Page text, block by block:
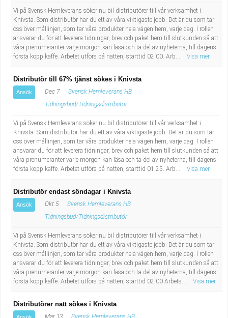
Säkerhetsarbete
Tekniskt arbete
Transport
Informatör/Kommunikatör
Brevbärare
Sjuksköterska, grundutbildad
Kock, storhushåll
Undersköterska, vård- o specialavd. o mottagning
Bibliotekarie
Lärare i gymnasiet
Vi på Svensk Hemleverans söker nu bil distributörer till vår verksamhet i
Knivsta. Som distributör har du ett av våra viktigaste jobb. Det är du som tar
oss över mållinjen, som tar våra produkter hela vägen hem, varje dag. I rollen
ansvarar du för att leverera tidningar, brev och paket hem till slutkunden så att
våra prenumeranter varje morgon kan läsa och ta del av nyheterna, till dagens
första kopp kaffe. Arbetet utförs på natten, starttid 02:00. Arb...
Visa mer
Distributör till 67% tjänst sökes i Knivsta
Ansök Dec 7
Svensk Hemleverans HB
Tidningsbud/Tidningsdistributör
Vi på Svensk Hemleverans söker nu bil distributörer till vår verksamhet i
Knivsta. Som distributör har du ett av våra viktigaste jobb. Det är du som tar
oss över mållinjen, som tar våra produkter hela vägen hem, varje dag. I rollen
ansvarar du för att leverera tidningar, brev och paket hem till slutkunden så att
våra prenumeranter varje morgon kan läsa och ta del av nyheterna, till dagens
första kopp kaffe. Arbetet utförs på natten, starttid 01:25. Arb...
Visa mer
Distributör endast söndagar i Knivsta
Ansök Okt 5
Svensk Hemleverans HB
Tidningsbud/Tidningsdistributör
Vi på Svensk Hemleverans söker nu bil distributörer till vår verksamhet i
Knivsta. Som distributör har du ett av våra viktigaste jobb. Det är du som tar
oss över mållinjen, som tar våra produkter hela vägen hem, varje dag. I rollen
ansvarar du för att leverera tidningar, brev och paket hem till slutkunden så att
våra prenumeranter varje morgon kan läsa och ta del av nyheterna, till dagens
första kopp kaffe. Arbetet utförs på natten, starttid 02:00 Arbets...
Visa mer
Distributörer natt sökes i Knivsta
Mar 13
Svensk Hemleverans HB